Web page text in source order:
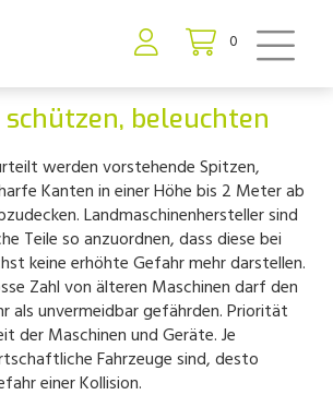
0
beleuchten
werden vorstehende Spitzen,
Kanten in einer Höhe bis 2 Meter ab
Landmaschinenhersteller sind
Teile so anzuordnen, dass diese bei
keine erhöhte Gefahr mehr darstellen.
Zahl von älteren Maschinen darf den
als unvermeidbar gefährden. Priorität
der Maschinen und Geräte. Je
Fahrzeuge sind, desto
einer Kollision.